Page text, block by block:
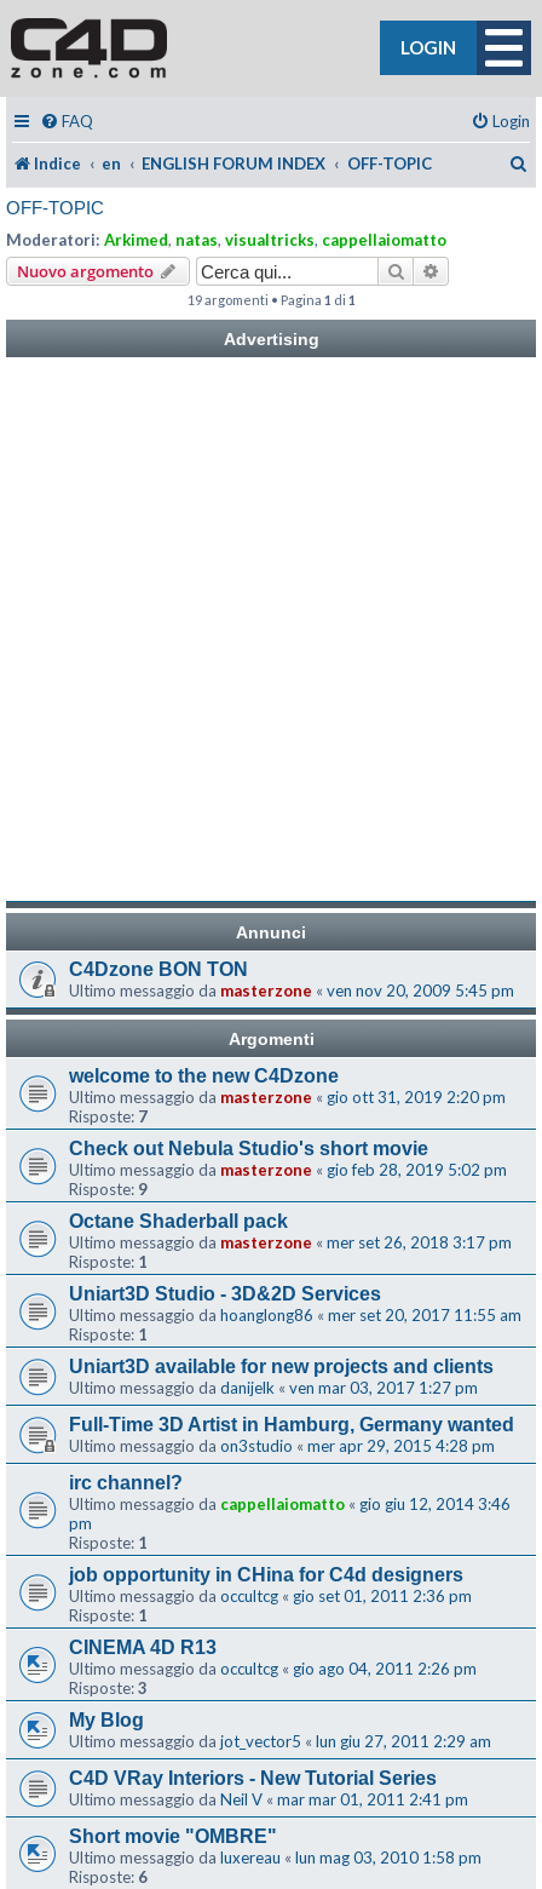
LOGIN
FAQ Login
Indice en ENGLISH FORUM INDEX OFF-TOPIC
OFF-TOPIC
Moderatori: Arkimed, natas, visualtricks, cappellaiomatto
Nuovo argomento Cerca
19 argomenti • Pagina 1 di 1
Advertising
Annunci
C4Dzone BON TON
Ultimo messaggio da masterzone « ven nov 20, 2009 5:45 pm
Argomenti
welcome to the new C4Dzone
Ultimo messaggio da masterzone « gio ott 31, 2019 2:20 pm
Risposte: 7
Check out Nebula Studio's short movie
Ultimo messaggio da masterzone « gio feb 28, 2019 5:02 pm
Risposte: 9
Octane Shaderball pack
Ultimo messaggio da masterzone « mer set 26, 2018 3:17 pm
Risposte: 1
Uniart3D Studio - 3D&2D Services
Ultimo messaggio da hoanglong86 « mer set 20, 2017 11:55 am
Risposte: 1
Uniart3D available for new projects and clients
Ultimo messaggio da danijelk « ven mar 03, 2017 1:27 pm
Full-Time 3D Artist in Hamburg, Germany wanted
Ultimo messaggio da on3studio « mer apr 29, 2015 4:28 pm
irc channel?
Ultimo messaggio da cappellaiomatto « gio giu 12, 2014 3:46
pm
Risposte: 1
job opportunity in CHina for C4d designers
Ultimo messaggio da occultcg « gio set 01, 2011 2:36 pm
Risposte: 1
CINEMA 4D R13
Ultimo messaggio da occultcg « gio ago 04, 2011 2:26 pm
Risposte:3
My Blog
Ultimo messaggio da jot_vector5 « lun giu 27, 2011 2:29 am
C4D VRay Interiors - New Tutorial Series
Ultimo messaggio da Neil V « mar mar 01, 2011 2:41 pm
Short movie "OMBRE"
Ultimo messaggio da luxereau « lun mag 03, 2010 1:58 pm
Risposte: 6